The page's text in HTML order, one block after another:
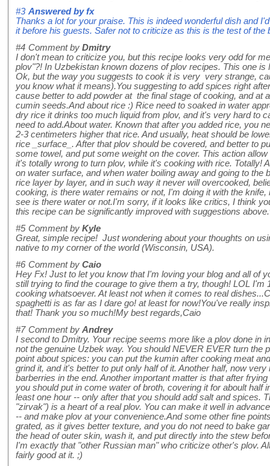
#3 Answered byfx
Thanks a lot for your praise. This is indeed wonderful dish and
it before his guests. Safer not to criticize as this is the test of the
#4 Comment by Dmitry
I don't mean to criticize you, but this recipe looks very odd for
plov"?! In Uzbekistan known dozens of plov recipes. This one is
Ok, but the way you suggests to cook it is very very strange,
you know what it means).You suggesting to add spices right
cause better to add powder at the final stage of cooking, and at
cumin seeds.And about rice :) Rice need to soaked in water
dry rice it drinks too much liquid from plov, and it's very hard to
need to add.About water. Known that after you added rice, you
2-3 centimeters higher that rice. And usually, heat should be
rice _surface_. After that plov should be covered, and better to
some towel, and put some weight on the cover. This action
it's totally wrong to turn plov, while it's cooking with rice. Totally!
on water surface, and when water boiling away and going to the
rice layer by layer, and in such way it never will overcooked,
cooking, is there water remains or not, I'm doing it with the
see is there water or not.I'm sorry, if it looks like critics, I think
this recipe can be significantly improved with suggestions
#5 Comment by Kyle
Great, simple recipe! Just wondering about your thoughts on
native to my corner of the world (Wisconsin, USA).
#6 Comment by Caio
Hey Fx! Just to let you know that I'm loving your blog and all of
still trying to find the courage to give them a try, though! LOL I'm
cooking whatsoever. At least not when it comes to real
spaghetti is as far as I dare go! at least for now!You've really
that! Thank you so much!My best regards,Caio
#7 Comment by Andrey
I second to Dmitry. Your recipe seems more like a plov done in
not the genuine Uzbek way. You should NEVER EVER turn the
point about spices: you can put the kumin after cooking meat
grind it, and it's better to put only half of it. Another half, now
barberries in the end. Another important matter is that after
you should put in come water of broth, covering it for aboult half
least one hour -- only after that you should add salt and spices.
"zirvak") is a heart of a real plov. You can make it well in
-- and make plov at your convenience.And some other fine
grated, as it gives better texture, and you do not need to bake
the head of outer skin, wash it, and put directly into the stew
I'm exactly that "other Russian man" who criticize other's plov.
fairly good at it. ;)